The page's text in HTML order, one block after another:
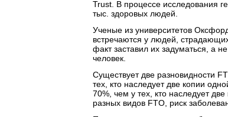
Trust. В процессе исследования
тыс. здоровых людей.
Ученые из университетов
встречаются у людей,
факт заставил их задуматься, а
человек.
Существует две разновидности
тех, кто наследует две копии
70%, чем у тех, кто наследует
разных видов FTO, риск